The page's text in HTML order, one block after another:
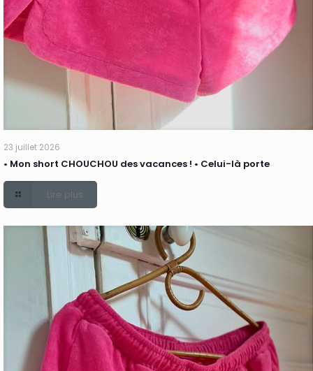
23 juillet 2026
• Mon short CHOUCHOU des vacances ! • Celui-là porte
Lire plus